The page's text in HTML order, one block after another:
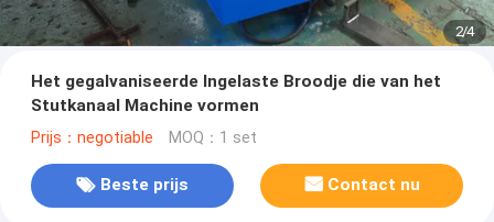
3/4
Het gegalvaniseerde Ingelaste Broodje die van het
Stutkanaal Machine vormen
Prijs：negotiable MOQ：1 set
Beste prijs Contact nu